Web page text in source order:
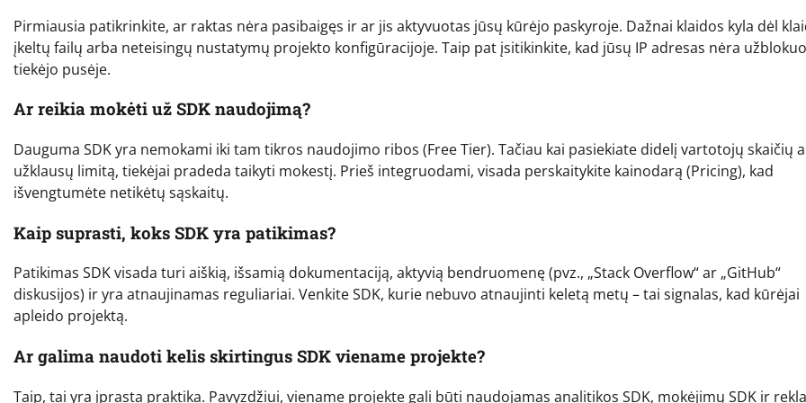
Pirmiausia patikrinkite, ar raktas nėra pasibaigęs ir ar jis aktyvuotas jūsų kūrėjo paskyroje. Dažnai klaidos kyla dėl
įkeltų failų arba neteisingų nustatymų projekto konfigūracijoje. Taip pat įsitikinkite, kad jūsų IP adresas nėra
tiekėjo pusėje.
Ar reikia mokėti už SDK naudojimą?
Dauguma SDK yra nemokami iki tam tikros naudojimo ribos (Free Tier). Tačiau kai pasiekiate didelį vartotojų skaičių
užklausų limitą, tiekėjai pradeda taikyti mokestį. Prieš integruodami, visada perskaitykite kainodarą (Pricing), kad
išvengtumėte netikėtų sąskaitų.
Kaip suprasti, koks SDK yra patikimas?
Patikimas SDK visada turi aiškią, išsamią dokumentaciją, aktyvią bendruomenę (pvz., „Stack Overflow“ ar „GitHub“
diskusijos) ir yra atnaujinamas reguliariai. Venkite SDK, kurie nebuvo atnaujinti keletą metų – tai signalas, kad kūrėjai
apleido projektą.
Ar galima naudoti kelis skirtingus SDK viename projekte?
Taip, tai yra įprasta praktika. Pavyzdžiui, viename projekte gali būti naudojamas analitikos SDK, mokėjimų SDK ir